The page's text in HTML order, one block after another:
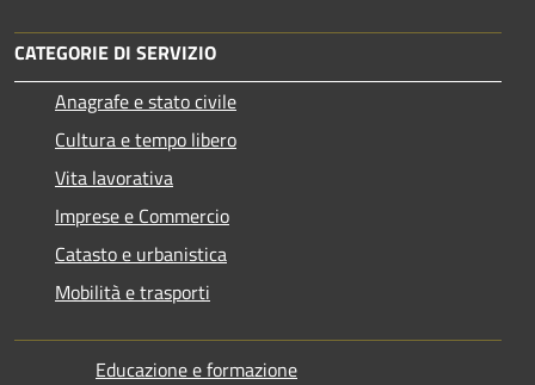
CATEGORIE DI SERVIZIO
Anagrafe e stato civile
Cultura e tempo libero
Vita lavorativa
Imprese e Commercio
Catasto e urbanistica
Mobilità e trasporti
Educazione e formazione